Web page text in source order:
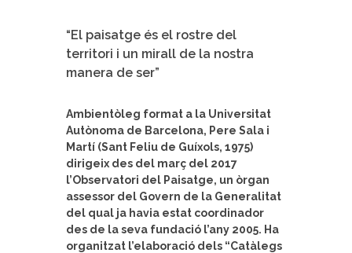
“El paisatge és el rostre del
territori i un mirall de la nostra
manera de ser”
Ambientòleg format a la Universitat
Autònoma de Barcelona, Pere Sala i
Martí (Sant Feliu de Guíxols, 1975)
dirigeix des del març del 2017
l’Observatori del Paisatge, un òrgan
assessor del Govern de la Generalitat
del qual ja havia estat coordinador
des de la seva fundació l’any 2005. Ha
organitzat l’elaboració dels “Catàlegs